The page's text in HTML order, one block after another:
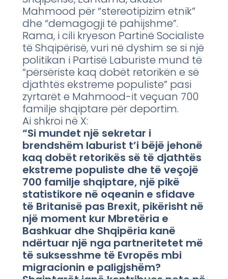
Mahmood për “stereotipizim etnik”
dhe “demagogji të pahijshme”.
Rama, i cili kryeson Partinë Socialiste
të Shqipërisë, vuri në dyshim se si një
politikan i Partisë Laburiste mund të
“përsëriste kaq dobët retorikën e së
djathtës ekstreme populiste” pasi
zyrtarët e Mahmood-it veçuan 700
familje shqiptare për deportim.
Ai shkroi në X:
“Si mundet një sekretar i
brendshëm laburist t’i bëjë jehonë
kaq dobët retorikës së të djathtës
ekstreme populiste dhe të veçojë
700 familje shqiptare, një pikë
statistikore në oqeanin e sfidave
të Britanisë pas Brexit, pikërisht në
një moment kur Mbretëria e
Bashkuar dhe Shqipëria kanë
ndërtuar një nga partneritetet më
të suksesshme të Evropës mbi
migracionin e paligjshëm?